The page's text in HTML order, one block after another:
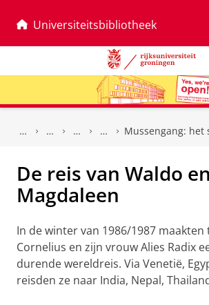
Universiteitsbibliotheek
Mussengang:
De reis van Waldo en
Magdaleen
In de winter van 1986/1987
Cornelius en zijn vrouw Alies Radix
durende wereldreis. Via Venetië,
reisden ze naar India, Nepal,